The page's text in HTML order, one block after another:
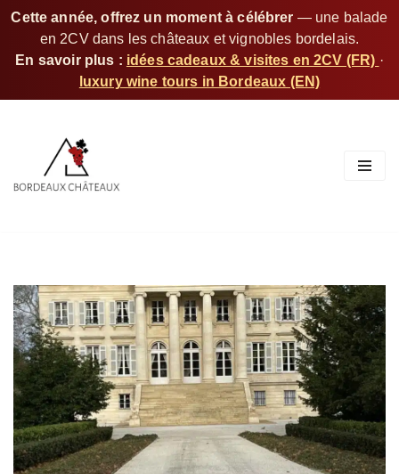
Cette année, offrez un moment à célébrer — une balade
en 2CV dans les châteaux et vignobles bordelais.
En savoir plus : idées cadeaux & visites en 2CV (FR) ·
luxury wine tours in Bordeaux (EN)
l
c
o
n
t
e
n
u